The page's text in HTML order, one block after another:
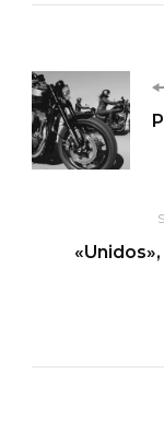
de